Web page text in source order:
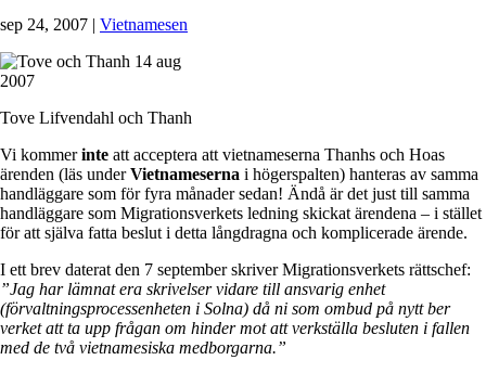
sep 24, 2007 | Vietnamesen
Tove Lifvendahl och Thanh
Vi kommerinte att acceptera att vietnameserna Thanhs och Hoas
ärenden (läs underVietnameserna i högerspalten) hanteras av samma
handläggare som för fyra månader sedan! Ändå är det just till samma
handläggare som Migrationsverkets ledning skickat ärendena – i stället
för att själva fatta beslut i detta långdragna och komplicerade ärende.
I ett brev daterat den 7 september skriver Migrationsverkets rättschef:
”Jag har lämnat era skrivelser vidare till ansvarig enhet
(förvaltningsprocessenheten i Solna) då ni som ombud på nytt ber
verket att ta upp frågan om hinder mot att verkställa besluten i fallen
med de två vietnamesiska medborgarna.”